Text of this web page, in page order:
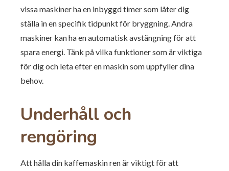
vissa maskiner ha en inbyggd timer som låter dig
ställa in en specifik tidpunkt för bryggning. Andra
maskiner kan ha en automatisk avstängning för att
spara energi. Tänk på vilka funktioner som är viktiga
för dig och leta efter en maskin som uppfyller dina
behov.
Underhåll och
rengöring
Att hålla din kaffemaskin ren är viktigt för att